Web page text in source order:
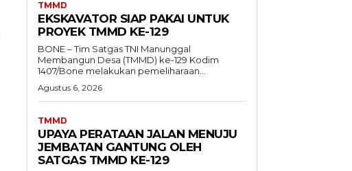
TMMD
EKSKAVATOR SIAP PAKAI UNTUK
PROYEK TMMD KE-129
BONE – Tim Satgas TNI Manunggal
Membangun Desa (TMMD) ke-129 Kodim
1407/Bone melakukan pemeliharaan...
Agustus 6, 2026
TMMD
UPAYA PERATAAN JALAN MENUJU
JEMBATAN GANTUNG OLEH
SATGAS TMMD KE-129